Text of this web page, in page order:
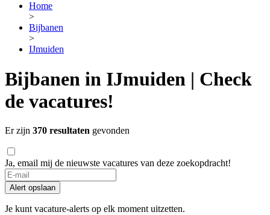
Home
>
Bijbanen
>
IJmuiden
Bijbanen in IJmuiden | Check
de vacatures!
Er zijn 370 resultaten gevonden
Ja, email mij de nieuwste vacatures van deze zoekopdracht!
Alert opslaan
Je kunt vacature-alerts op elk moment uitzetten.